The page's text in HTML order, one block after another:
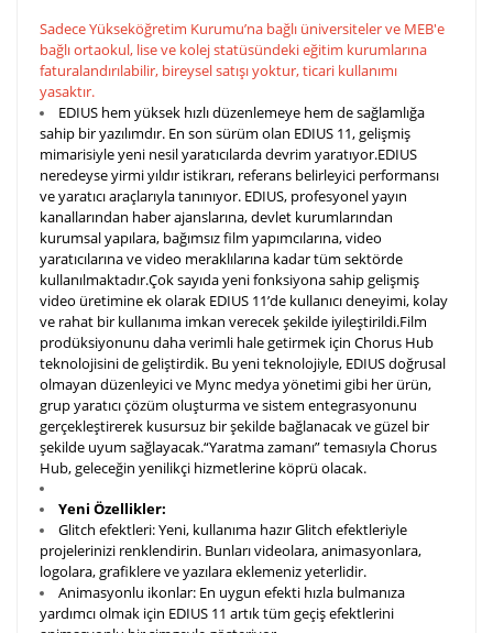
Sadece Yükseköğretim Kurumu’na bağlı üniversiteler ve MEB'e
bağlı ortaokul, lise ve kolej statüsündeki eğitim kurumlarına
faturalandırılabilir, bireysel satışı yoktur, ticari kullanımı
yasaktır.
EDIUS hem yüksek hızlı düzenlemeye hem de sağlamlığa
sahip bir yazılımdır. En son sürüm olan EDIUS 11, gelişmiş
mimarisiyle yeni nesil yaratıcılarda devrim yaratıyor.EDIUS
neredeyse yirmi yıldır istikrarı, referans belirleyici performansı
ve yaratıcı araçlarıyla tanınıyor. EDIUS, profesyonel yayın
kanallarından haber ajanslarına, devlet kurumlarından
kurumsal yapılara, bağımsız film yapımcılarına, video
yaratıcılarına ve video meraklılarına kadar tüm sektörde
kullanılmaktadır.Çok sayıda yeni fonksiyona sahip gelişmiş
video üretimine ek olarak EDIUS 11’de kullanıcı deneyimi, kolay
ve rahat bir kullanıma imkan verecek şekilde iyileştirildi.Film
prodüksiyonunu daha verimli hale getirmek için Chorus Hub
teknolojisini de geliştirdik. Bu yeni teknolojiyle, EDIUS doğrusal
olmayan düzenleyici ve Mync medya yönetimi gibi her ürün,
grup yaratıcı çözüm oluşturma ve sistem entegrasyonunu
gerçekleştirerek kusursuz bir şekilde bağlanacak ve güzel bir
şekilde uyum sağlayacak.“Yaratma zamanı” temasıyla Chorus
Hub, geleceğin yenilikçi hizmetlerine köprü olacak.
Yeni Özellikler:
Glitch efektleri:Yeni, kullanıma hazır Glitch efektleriyle
projelerinizi renklendirin. Bunları videolara, animasyonlara,
logolara, grafiklere ve yazılara eklemeniz yeterlidir.
Animasyonlu ikonlar: En uygun efekti hızla bulmanıza
yardımcı olmak için EDIUS 11 artık tüm geçiş efektlerini